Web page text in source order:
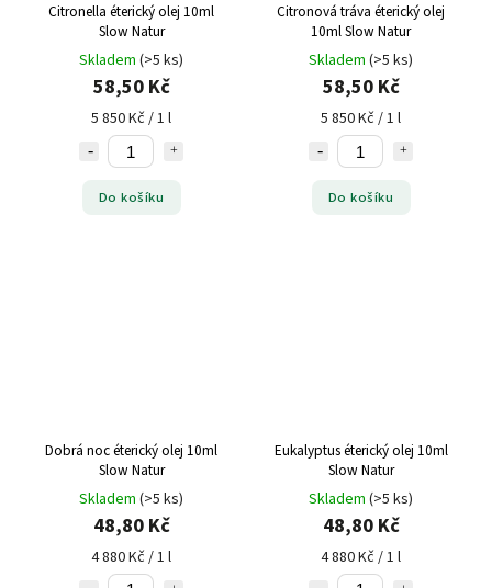
Citronella éterický olej 10ml
Slow Natur
Skladem (>5 ks)
58,50 Kč
5 850 Kč / 1 l
Do košíku
Citronová tráva éterický olej
10ml Slow Natur
Skladem (>5 ks)
58,50 Kč
5 850 Kč / 1 l
Do košíku
Dobrá noc éterický olej 10ml
Slow Natur
Skladem (>5 ks)
48,80 Kč
4 880 Kč / 1 l
Eukalyptus éterický olej 10ml
Slow Natur
Skladem (>5 ks)
48,80 Kč
4 880 Kč / 1 l